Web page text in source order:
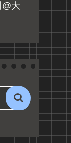
@大